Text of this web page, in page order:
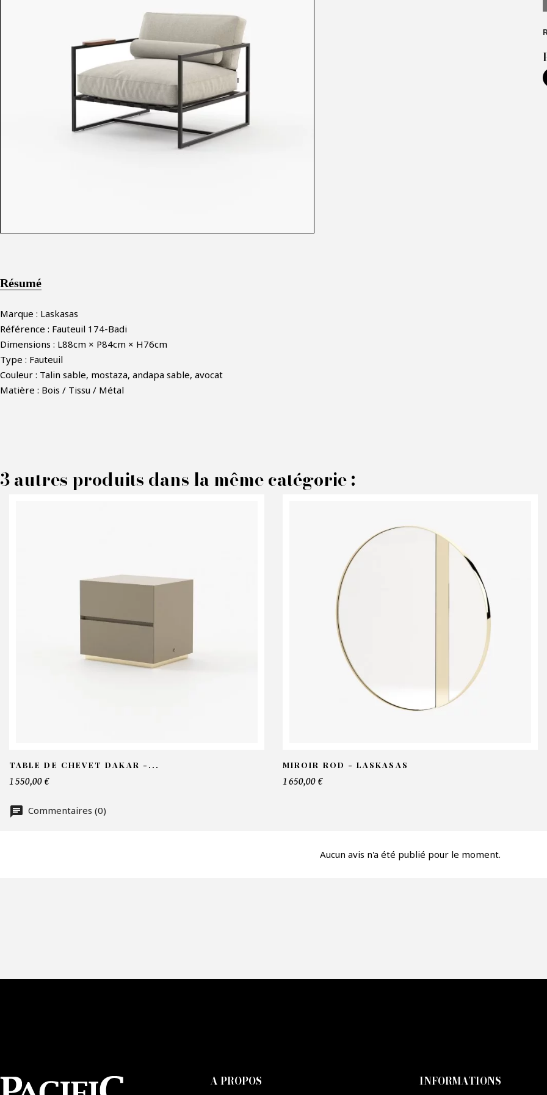
FAIRE UNE OFFRE
Fauteuil Badi - Laskasas
VOS INFORMATIONS :
Résumé
Marque : Laskasas
Référence : Fauteuil 174-Badi
Dimensions : L88cm × P84cm × H76cm
Type : Fauteuil
Couleur : Talin sable, mostaza, andapa sable, avocat
Matière : Bois / Tissu / Métal
3 autres produits dans la même catégorie :
TABLE DE CHEVET DAKAR -...
1 550,00 €
MIROIR ROD - LASKASAS
1 650,00 €
Commentaires (0)
Aucun avis n'a été publié pour le moment.
A PROPOS INFORMATIONS